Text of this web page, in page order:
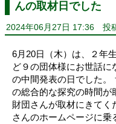
んの取材日でした
2024年06月27日 17:36 投
6月20日（木）は、２年
ど９の団体様にお世話に
の中間発表の日でした。
の総合的な探究の時間が
財団さんが取材にきてく
さんのホームページに乗